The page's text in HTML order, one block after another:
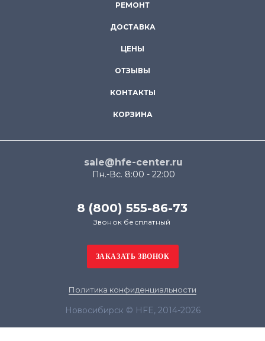
РЕМОНТ
ДОСТАВКА
ЦЕНЫ
ОТЗЫВЫ
КОНТАКТЫ
КОРЗИНА
sale@hfe-center.ru
Пн.-Вс. 8:00 - 22:00
8 (800) 555-86-73
Звонок бесплатный
Политика конфиденциальности
Новосибирск © HFE, 2014-2026